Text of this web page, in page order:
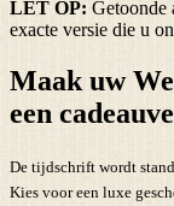
LET OP: Getoonde
exacte versie die u
Maak uw
een
De tijdschrift wordt
Kies voor een luxe